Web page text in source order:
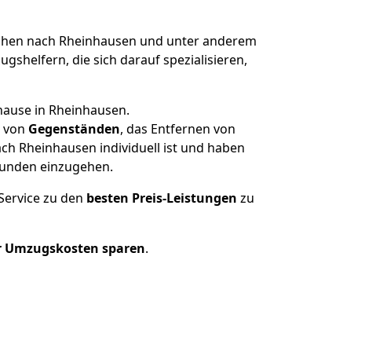
nach Rheinhausen und unter anderem
die sich darauf spezialisieren,
in Rheinhausen.
von Gegenständen, das Entfernen von
Rheinhausen individuell ist und haben
einzugehen.
zu den besten Preis-Leistungen zu
Umzugskosten sparen.